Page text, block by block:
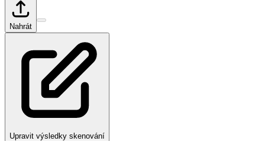
Nahrát
Upravit výsledky skenování